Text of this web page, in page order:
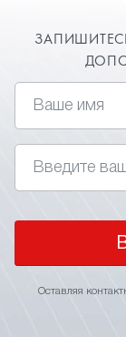
Оставляя